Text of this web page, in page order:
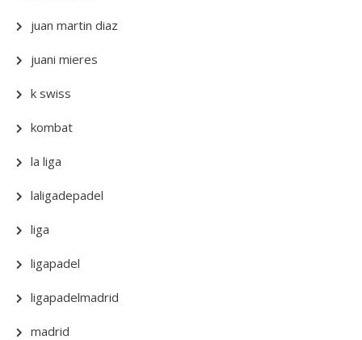
juan martin diaz
juani mieres
k swiss
kombat
la liga
laligadepadel
liga
ligapadel
ligapadelmadrid
madrid